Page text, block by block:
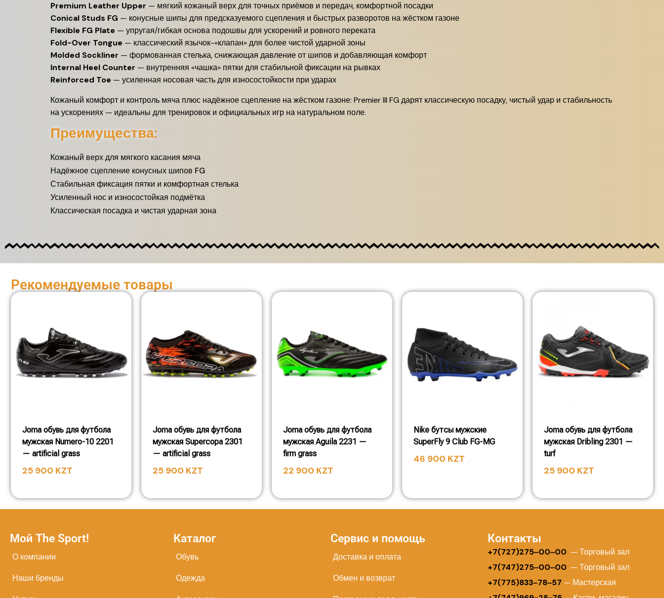
Premium Leather Upper — мягкий кожаный верх для точных приёмов и передач, комфортной посадки
Conical Studs FG — конусные шипы для предсказуемого сцепления и быстрых разворотов на жёстком газоне
Flexible FG Plate — упругая/гибкая основа подошвы для ускорений и ровного переката
Fold-Over Tongue — классический язычок-«клапан» для более чистой ударной зоны
Molded Sockliner — формованная стелька, снижающая давление от шипов и добавляющая комфорт
Internal Heel Counter — внутренняя «чашка» пятки для стабильной фиксации на рывках
Reinforced Toe — усиленная носовая часть для износостойкости при ударах
Кожаный комфорт и контроль мяча плюс надёжное сцепление на жёстком газоне: Premier III FG дарят классическую посадку, чистый удар и стабильность
на ускорениях — идеальны для тренировок и официальных игр на натуральном поле.
Преимущества:
Кожаный верх для мягкого касания мяча
Надёжное сцепление конусных шипов FG
Стабильная фиксация пятки и комфортная стелька
Усиленный нос и износостойкая подмётка
Классическая посадка и чистая ударная зона
Рекомендуемые товары
Joma обувь для футбола
мужская Numero-10 2201
— artificial grass
25 900 KZT
Joma обувь для футбола
мужская Supercopa 2301
— artificial grass
25 900 KZT
Joma обувь для футбола
мужская Aguila 2231 —
firm grass
22 900 KZT
Nike бутсы мужские
SuperFly 9 Club FG-MG
46 900 KZT
Joma обувь для футбола
мужская Dribling 2301 —
turf
25 900 KZT
Мой The Sport!
О компании
Наши бренды
Каталог
Обувь
Одежда
Сервис и помощь
Доставка и оплата
Обмен и возврат
Контакты
+7(727)275‒00‒00 — Торговый зал
+7(747)275‒00‒00 — Торговый зал
+7(775)833‒78‒57 — Мастерская